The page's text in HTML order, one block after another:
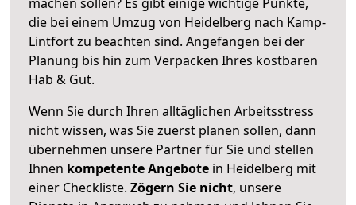
die bei einem Umzug von Heidelberg nach Kamp-
Lintfort zu beachten sind. Angefangen bei der
Planung bis hin zum Verpacken Ihres kostbaren
Hab & Gut.
Wenn Sie durch Ihren alltäglichen Arbeitsstress
nicht wissen, was Sie zuerst planen sollen, dann
übernehmen unsere Partner für Sie und stellen
Ihnen kompetente Angebote in Heidelberg mit
einer Checkliste. Zögern Sie nicht, unsere